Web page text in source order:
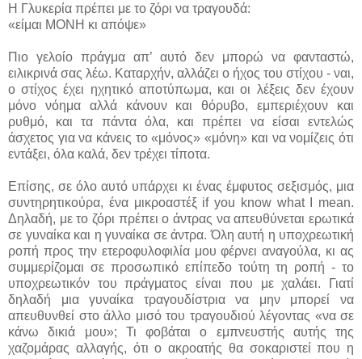
Η Γλυκερία πρέπει με το ζόρι να τραγουδά:
«είμαι ΜΟΝΗ κι απόψε»
Πιο γελοίο πράγμα απ’ αυτό δεν μπορώ να φανταστώ,
ειλικρινά σας λέω. Καταρχήν, αλλάζει o ήχος του στίχου - ναι,
ο στίχος έχει ηχητικό αποτύπωμα, και οι λέξεις δεν έχουν
μόνο νόημα αλλά κάνουν και θόρυβο, εμπεριέχουν και
ρυθμό, και τα πάντα όλα, και πρέπει να είσαι εντελώς
άσχετος για να κάνεις το «μόνος» «μόνη» και να νομίζεις ότι
εντάξει, όλα καλά, δεν τρέχει τίποτα.
Επίσης, σε όλο αυτό υπάρχει κι ένας έμφυτος σεξισμός, μια
συντηρητικούρα, ένα μικροαστέξ if you know what I mean.
Δηλαδή, με το ζόρι πρέπει ο άντρας να απευθύνεται ερωτικά
σε γυναίκα και η γυναίκα σε άντρα. Όλη αυτή η υποχρεωτική
ροπή προς την ετεροφυλοφιλία μου φέρνει αναγούλα, κι ας
συμμερίζομαι σε προσωπικό επίπεδο τούτη τη ροπή - το
υποχρεωτικόν του πράγματος είναι που με χαλάει. Γιατί
δηλαδή μια γυναίκα τραγουδίστρια να μην μπορεί να
απευθυνθεί στο άλλο μισό του τραγουδιού λέγοντας «να σε
κάνω δικιά μου»; Τι φοβάται ο εμπνευστής αυτής της
χαζομάρας αλλαγής, ότι ο ακροατής θα σοκαριστεί που η